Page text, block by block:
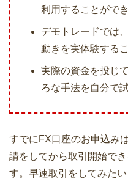
利用することができ
デモトレードでは
動きを実体験する
実際の資金を投じ
ろな手法を自分で
すでにFX口座のお申込み
請をしてから取引開始で
す。早速取引をしてみた